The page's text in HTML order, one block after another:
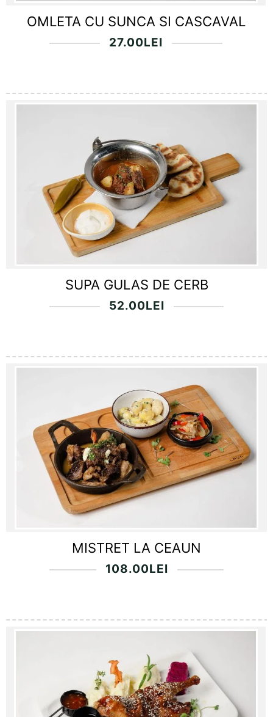
OMLETA CU SUNCA SI CASCAVAL
27.00LEI
SUPA GULAS DE CERB
52.00LEI
MISTRET LA CEAUN
108.00LEI